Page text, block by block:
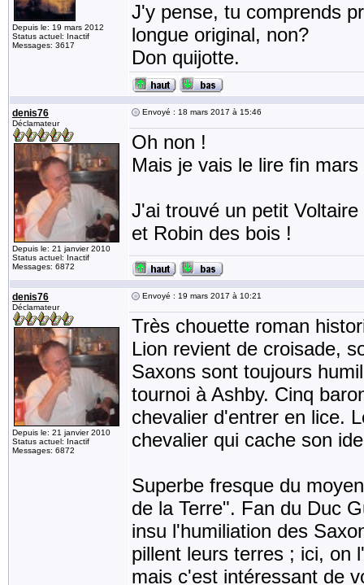
Depuis le: 19 mars 2012
Status actuel: Inactif
Messages: 3617
J'y pense, tu comprends
longue original, non?
Don quijotte.
denis76
Déclamateur
Depuis le: 21 janvier 2010
Status actuel: Inactif
Messages: 6872
Envoyé : 18 mars 2017 à 15:46
Oh non !
Mais je vais le lire fin
J'ai trouvé un petit
et Robin des bois !
denis76
Déclamateur
Depuis le: 21 janvier 2010
Status actuel: Inactif
Messages: 6872
Envoyé : 19 mars 2017 à 10:21
Très chouette roman
Lion revient de croisade,
Saxons sont toujours
tournoi à Ashby. Cinq
chevalier d'entrer en lice.
chevalier qui cache son
Superbe fresque du
de la Terre". Fan du Duc
insu l'humiliation des
pillent leurs terres ; ici, on
mais c'est intéressant de